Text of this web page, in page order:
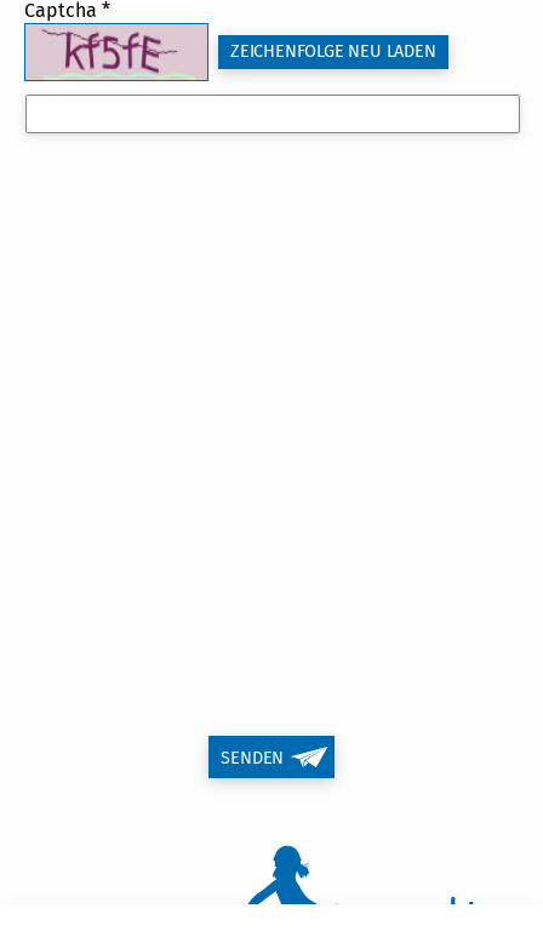
Captcha *
ZEICHENFOLGE NEU LADEN
SENDEN